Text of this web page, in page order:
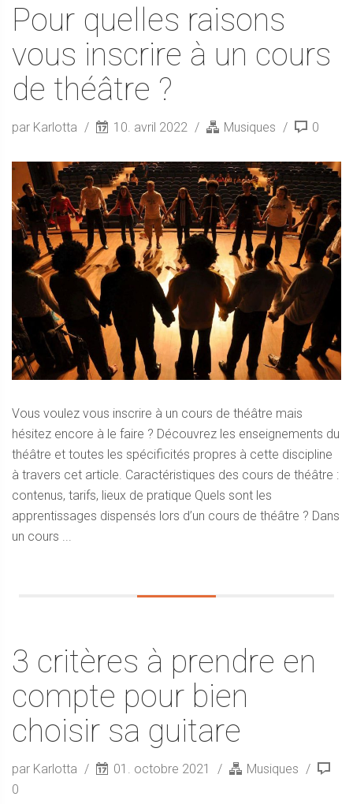
Pour quelles raisons
vous inscrire à un cours
de théâtre ?
par Karlotta 10. avril 2022 Musiques 0
Vous voulez vous inscrire à un cours de théâtre mais
hésitez encore à le faire ? Découvrez les enseignements du
théâtre et toutes les spécificités propres à cette discipline
à travers cet article. Caractéristiques des cours de théâtre :
contenus, tarifs, lieux de pratique Quels sont les
apprentissages dispensés lors d’un cours de théâtre ? Dans
un cours ...
3 critères à prendre en
compte pour bien
choisir sa guitare
par Karlotta 01. octobre 2021
Musiques
0